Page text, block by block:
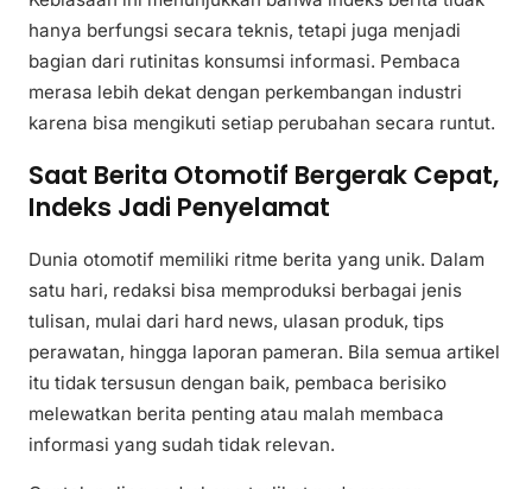
hanya berfungsi secara teknis, tetapi juga menjadi
bagian dari rutinitas konsumsi informasi. Pembaca
merasa lebih dekat dengan perkembangan industri
karena bisa mengikuti setiap perubahan secara runtut.
Saat Berita Otomotif Bergerak Cepat,
Indeks Jadi Penyelamat
Dunia otomotif memiliki ritme berita yang unik. Dalam
satu hari, redaksi bisa memproduksi berbagai jenis
tulisan, mulai dari hard news, ulasan produk, tips
perawatan, hingga laporan pameran. Bila semua artikel
itu tidak tersusun dengan baik, pembaca berisiko
melewatkan berita penting atau malah membaca
informasi yang sudah tidak relevan.